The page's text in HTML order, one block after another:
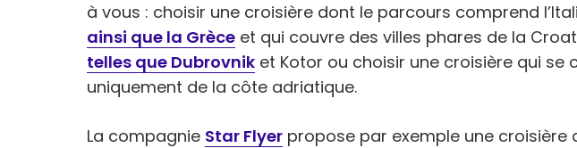
à vous : choisir une croisière dont le parcours comprend
ainsi que la Grèce et qui couvre des villes phares de la
telles que Dubrovnik et Kotor ou choisir une croisière qui se
uniquement de la côte adriatique.
La compagnie Star Flyer propose par exemple une croisière